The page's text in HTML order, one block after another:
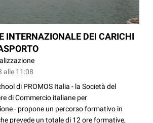
INTERNAZIONALE DEI CARICHI
alle 11:08
di PROMOS Italia - la Società del
di Commercio italiane per
- propone un percorso formativo in
prevede un totale di 12 ore formative,